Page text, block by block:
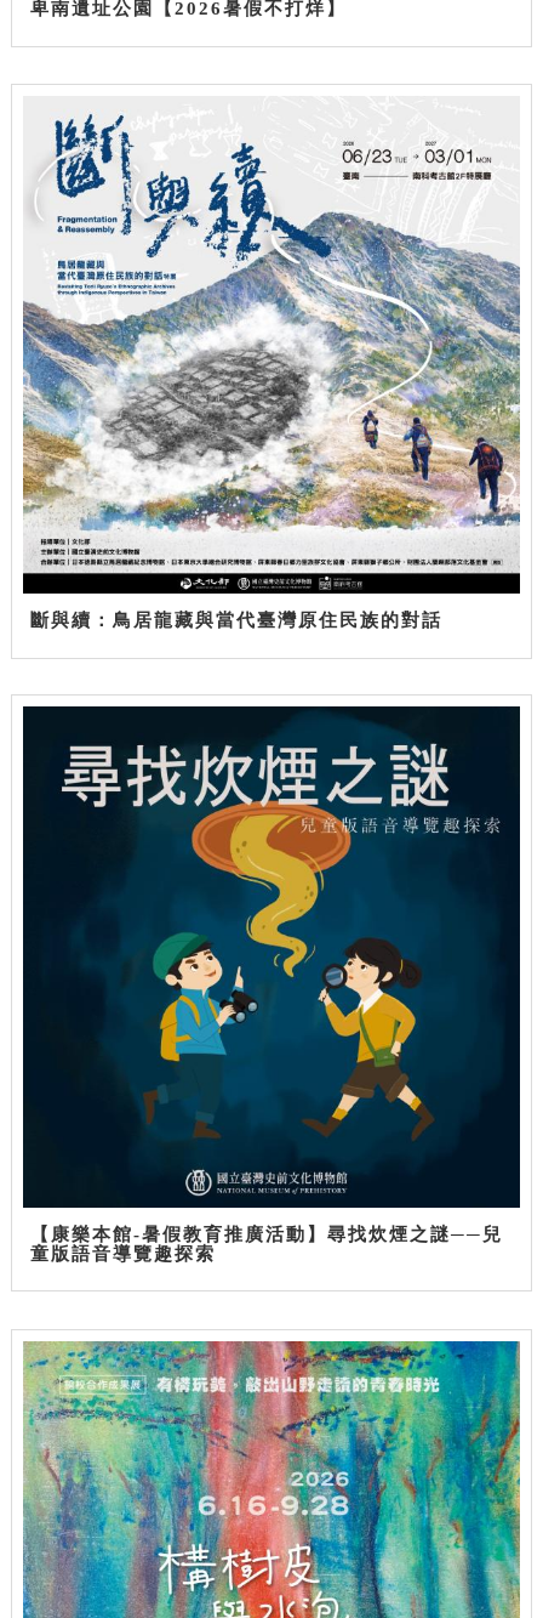
卑南遺址公園【2026暑假不打烊】
斷與續：鳥居龍藏與當代臺灣原住民族的對話
【康樂本館-暑假教育推廣活動】尋找炊煙之謎──兒
童版語音導覽趣探索